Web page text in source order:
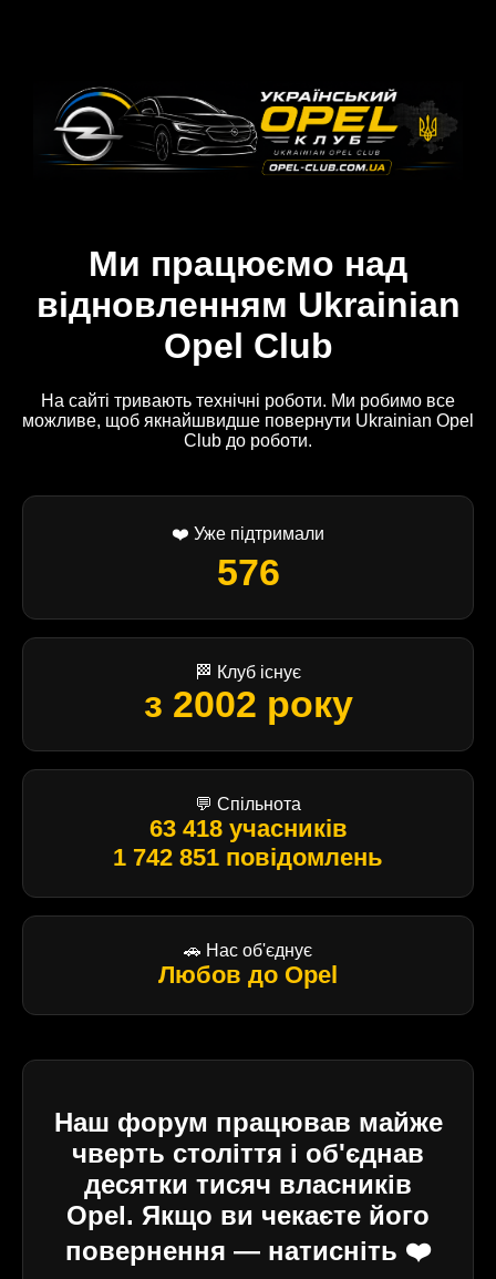
Ми працюємо над
відновленням Ukrainian
Opel Club
На сайті тривають технічні роботи. Ми робимо все
можливе, щоб якнайшвидше повернути Ukrainian Opel
Club до роботи.
❤️ Уже підтримали
576
🏁 Клуб існує
з 2002 року
💬 Спільнота
63 418 учасників
1 742 851 повідомлень
🚗 Нас об'єднує
Любов до Opel
Наш форум працював майже
чверть століття і об'єднав
десятки тисяч власників
Opel. Якщо ви чекаєте його
повернення — натисніть ❤️